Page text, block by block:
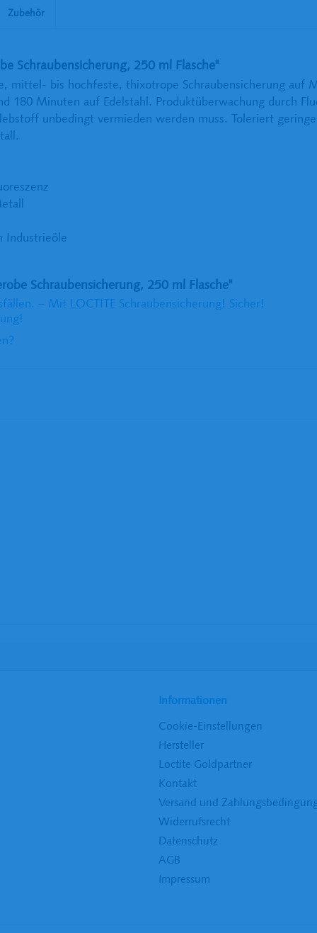
Zubehör
Schraubensicherung, 250 ml Flasche"
mittel- bis hochfeste, thixotrope Schraubensicherung auf
180 Minuten auf Edelstahl. Produktüberwachung durch
unbedingt vermieden werden muss. Toleriert
Industrieöle
Schraubensicherung, 250 ml Flasche"
– Mit LOCTITE Schraubensicherung! Sicher!
Informationen
Cookie-Einstellungen
Hersteller
Loctite Goldpartner
Kontakt
Versand und
Widerrufsrecht
Datenschutz
AGB
Impressum